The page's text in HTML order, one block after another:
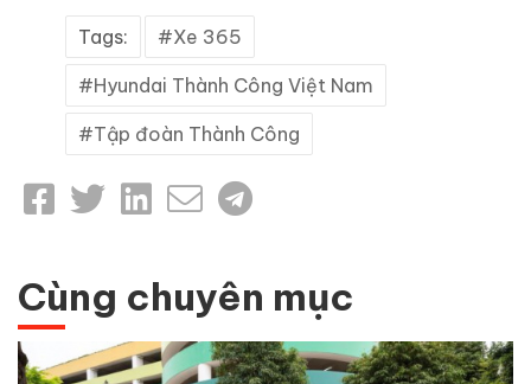
Tags: Xe 365
Hyundai Thành Công Việt Nam
Tập đoàn Thành Công
Cùng chuyên mục